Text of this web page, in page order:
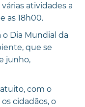
atividades a
as 18h00.
Dia Mundial da
que se
junho,
com o
cidadãos, o